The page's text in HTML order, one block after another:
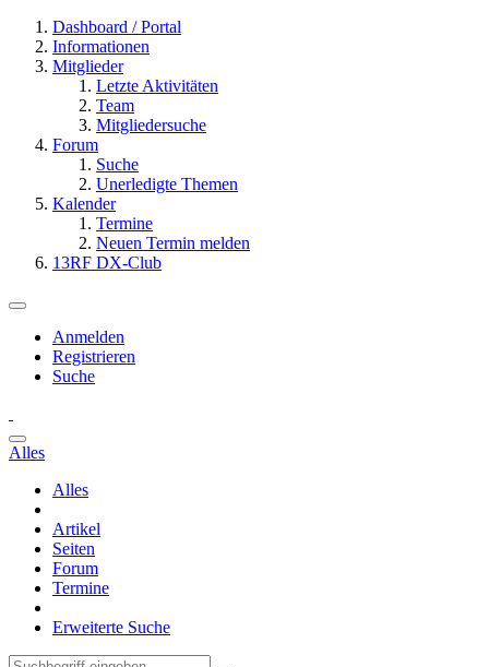
Dashboard / Portal
Informationen
Mitglieder
Letzte Aktivitäten
Team
Mitgliedersuche
Forum
Suche
Unerledigte Themen
Kalender
Termine
Neuen Termin melden
13RF DX-Club
Anmelden
Registrieren
Suche
Alles
Alles
Artikel
Seiten
Forum
Termine
Erweiterte Suche